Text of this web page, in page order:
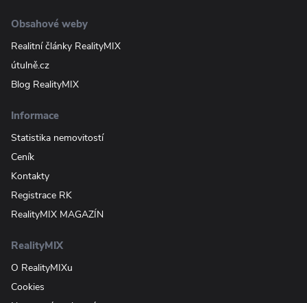
Obsahové weby
Realitní články RealityMIX
útulně.cz
Blog RealityMIX
Informace
Statistika nemovitostí
Ceník
Kontakty
Registrace RK
RealityMIX MAGAZÍN
RealityMIX
O RealityMIXu
Cookies